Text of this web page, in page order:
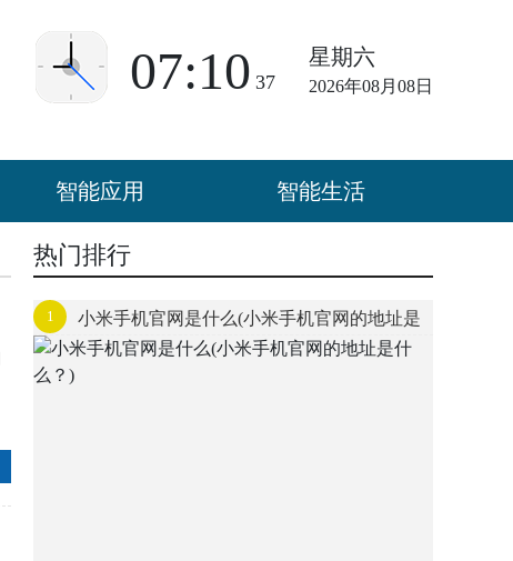
星期六
2026年08月08日
07:10 38
智能应用 智能生活
热门排行
1
小米手机官网是什么(小米手机官网的地址是
什么？)